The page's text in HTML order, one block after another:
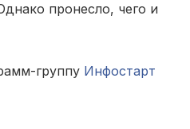
пронесло, чего и
группу Инфостарт